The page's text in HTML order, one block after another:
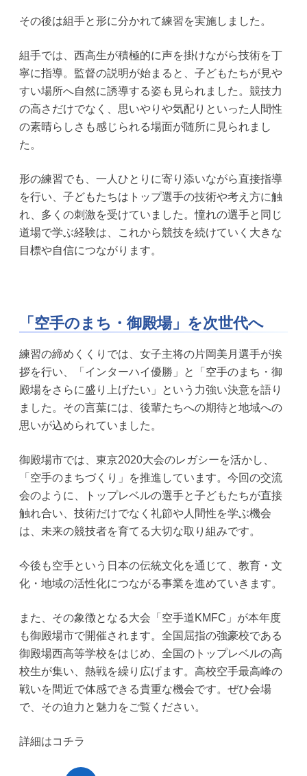
その後は組手と形に分かれて練習を実施しました。
組手では、西高生が積極的に声を掛けながら技術を丁
寧に指導。監督の説明が始まると、子どもたちが見や
すい場所へ自然に誘導する姿も見られました。競技力
の高さだけでなく、思いやりや気配りといった人間性
の素晴らしさも感じられる場面が随所に見られまし
た。
形の練習でも、一人ひとりに寄り添いながら直接指導
を行い、子どもたちはトップ選手の技術や考え方に触
れ、多くの刺激を受けていました。憧れの選手と同じ
道場で学ぶ経験は、これから競技を続けていく大きな
目標や自信につながります。
「空手のまち・御殿場」を次世代へ
練習の締めくくりでは、女子主将の片岡美月選手が挨
拶を行い、「インターハイ優勝」と「空手のまち・御
殿場をさらに盛り上げたい」という力強い決意を語り
ました。その言葉には、後輩たちへの期待と地域への
思いが込められていました。
御殿場市では、東京2020大会のレガシーを活かし、
「空手のまちづくり」を推進しています。今回の交流
会のように、トップレベルの選手と子どもたちが直接
触れ合い、技術だけでなく礼節や人間性を学ぶ機会
は、未来の競技者を育てる大切な取り組みです。
今後も空手という日本の伝統文化を通じて、教育・文
化・地域の活性化につながる事業を進めていきます。
また、その象徴となる大会「空手道KMFC」が本年度
も御殿場市で開催されます。全国屈指の強豪校である
御殿場西高等学校をはじめ、全国のトップレベルの高
校生が集い、熱戦を繰り広げます。高校空手最高峰の
戦いを間近で体感できる貴重な機会です。ぜひ会場
で、その迫力と魅力をご覧ください。
詳細はコチラ